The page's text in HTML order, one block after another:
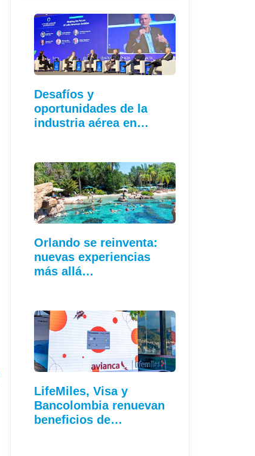
Desafíos y
oportunidades de la
industria aérea en…
Orlando se reinventa:
nuevas experiencias
más allá…
LifeMiles, Visa y
Bancolombia renuevan
beneficios de…